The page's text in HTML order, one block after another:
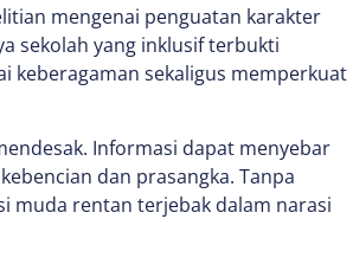
mengenai penguatan karakter
sekolah yang inklusif terbukti
keberagaman sekaligus memperkuat
Informasi dapat menyebar
dan prasangka. Tanpa
muda rentan terjebak dalam narasi